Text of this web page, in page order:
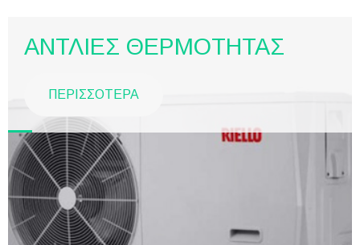
ΑΝΤΛΙΕΣ ΘΕΡΜΟΤΗΤΑΣ
ΠΕΡΙΣΣΟΤΕΡΑ